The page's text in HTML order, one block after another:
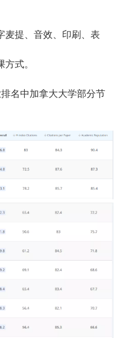
麦提、音效、印刷、表
式。
排名中加拿大大学部分节